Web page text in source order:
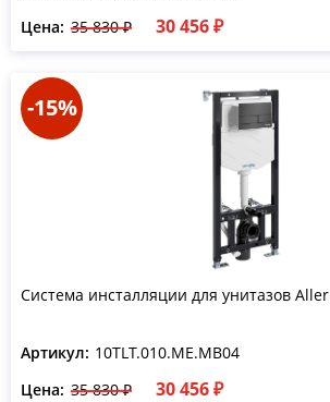
Цена: 35 830 ₽ 30 456 ₽
-15%
Система инсталляции для унитазов Aller
Артикул: 10TLT.010.ME.MB04
Цена: 35 830 ₽ 30 456 ₽